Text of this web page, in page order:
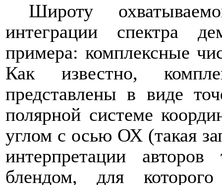
Широту
интеграции спектра
примера: комплексные
Как известно,
представлены в виде
полярной системе
углом с осью ОХ (такая
интерпретации авторов
блендом, для